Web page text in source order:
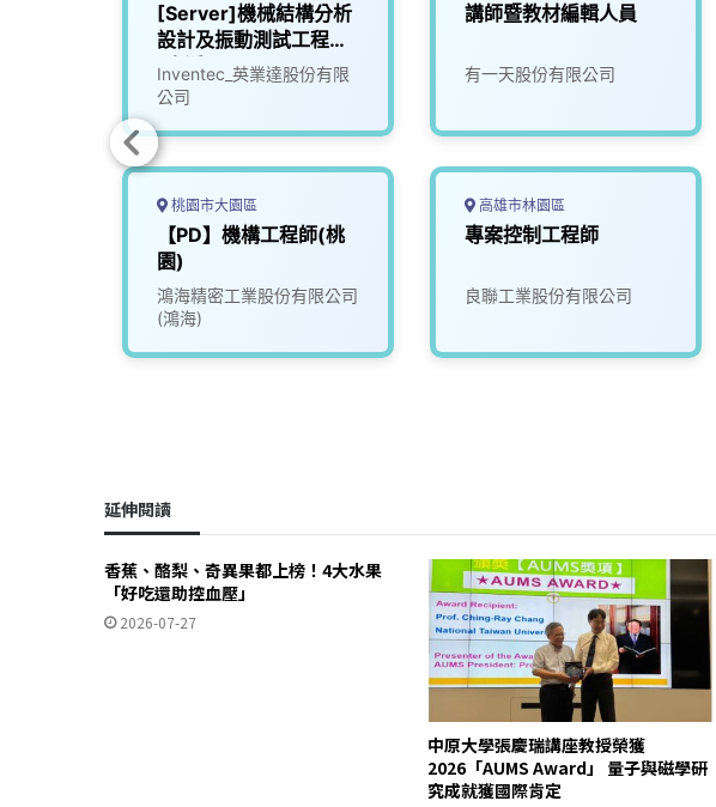
[Server]機械結構分析
設計及振動測試工程師
(大溪)
Inventec_英業達股份有限
公司
桃園市大園區
【PD】機構工程師(桃
園)
鴻海精密工業股份有限公司
(鴻海)
講師暨教材編輯人員
有一天股份有限公司
高雄市林園區
專案控制工程師
良聯工業股份有限公司
延伸閱讀
香蕉、酪梨、奇異果都上榜！4大水果
「好吃還助控血壓」
2026-07-27
中原大學張慶瑞講座教授榮獲
2026「AUMS Award」 量子與磁學研
究成就獲國際肯定